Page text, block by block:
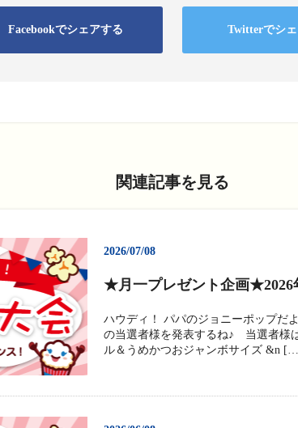
Facebookでシェアする Twitterでシ
関連記事を見る
2026/07/08
★月一プレゼント企画★2026
ハウディ！ パパのジョニーポップ
の当選者様を発表するね♪ 当選者様
ル＆うめかつおジャンボサイズ &n